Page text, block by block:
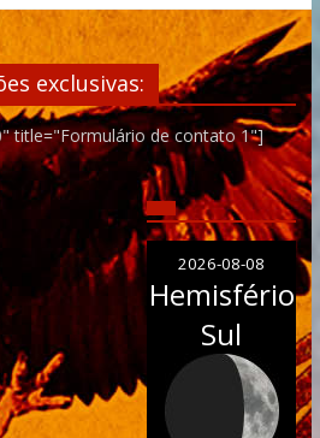
exclusivas:
title="Formulário de contato 1"]
2026-08-08
Hemisfério
Sul